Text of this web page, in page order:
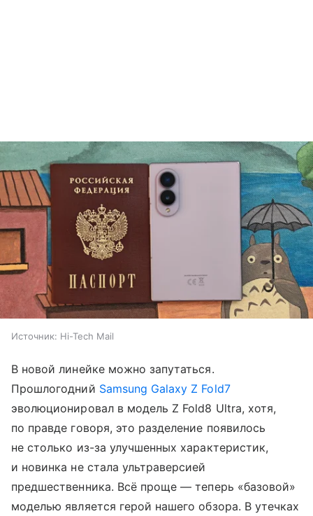
Источник: Hi-Tech Mail
В новой линейке можно запутаться.
Прошлогодний Samsung Galaxy Z Fold7
эволюционировал в модель Z Fold8 Ultra, хотя,
по правде говоря, это разделение появилось
не столько из-за улучшенных характеристик,
и новинка не стала ультраверсией
предшественника. Всё проще — теперь «базовой»
моделью является герой нашего обзора. В утечках